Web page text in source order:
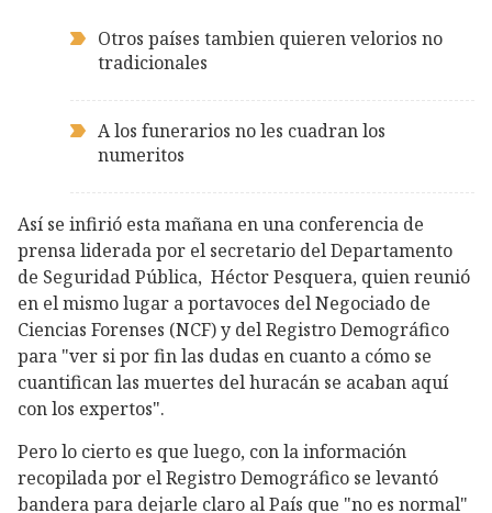
Otros países tambien quieren velorios no
tradicionales
A los funerarios no les cuadran los
numeritos
Así se infirió esta mañana en una conferencia de
prensa liderada por el secretario del Departamento
de Seguridad Pública, Héctor Pesquera, quien reunió
en el mismo lugar a portavoces del Negociado de
Ciencias Forenses (NCF) y del Registro Demográfico
para "ver si por fin las dudas en cuanto a cómo se
cuantifican las muertes del huracán se acaban aquí
con los expertos".
Pero lo cierto es que luego, con la información
recopilada por el Registro Demográfico se levantó
bandera para dejarle claro al País que "no es normal"